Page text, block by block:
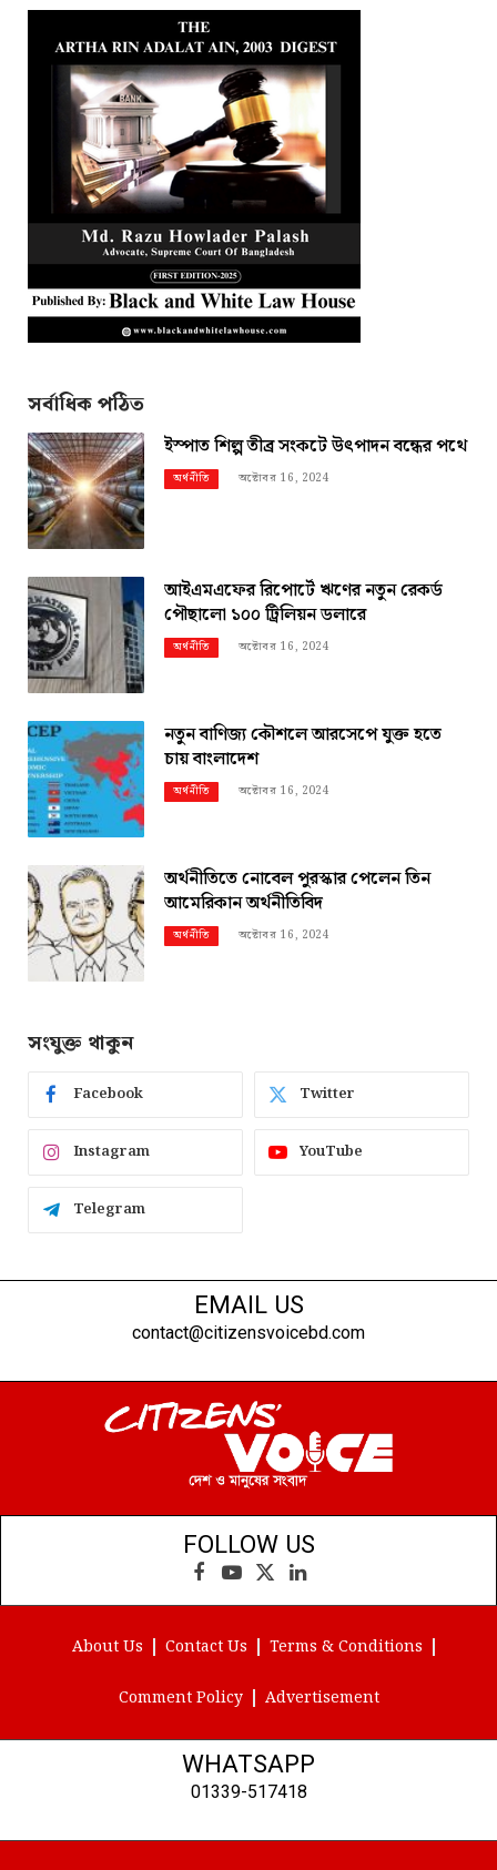
সর্বাধিক পঠিত
ইস্পাত শিল্প তীব্র সংকটে উৎপাদন বন্ধের পথে
অর্থনীতি অক্টোবর 16, 2024
আইএমএফের রিপোর্টে ঋণের নতুন রেকর্ড
পৌছালো ১০০ ট্রিলিয়ন ডলারে
অর্থনীতি অক্টোবর 16, 2024
নতুন বাণিজ্য কৌশলে আরসেপে যুক্ত হতে
চায় বাংলাদেশ
অর্থনীতি অক্টোবর 16, 2024
অর্থনীতিতে নোবেল পুরস্কার পেলেন তিন
আমেরিকান অর্থনীতিবিদ
অর্থনীতি অক্টোবর 16, 2024
সংযুক্ত থাকুন
Facebook Twitter
Instagram YouTube
Telegram
EMAIL US
contact@citizensvoicebd.com
FOLLOW US
Facebook
YouTube
X
(Twitter)
LinkedIn
About Us Contact Us Terms & Conditions
Comment Policy Advertisement
WHATSAPP
01339-517418